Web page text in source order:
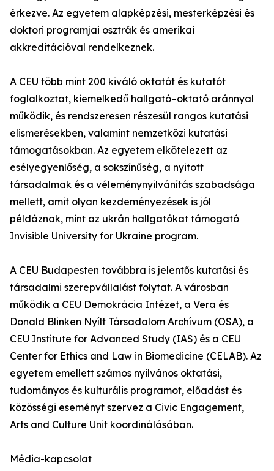
érkezve. Az egyetem alapképzési, mesterképzési és
doktori programjai osztrák és amerikai
akkreditációval rendelkeznek.
A CEU több mint 200 kiváló oktatót és kutatót
foglalkoztat, kiemelkedő hallgató–oktató aránnyal
működik, és rendszeresen részesül rangos kutatási
elismerésekben, valamint nemzetközi kutatási
támogatásokban. Az egyetem elkötelezett az
esélyegyenlőség, a sokszínűség, a nyitott
társadalmak és a véleménynyilvánítás szabadsága
mellett, amit olyan kezdeményezések is jól
példáznak, mint az ukrán hallgatókat támogató
Invisible University for Ukraine program.
A CEU Budapesten továbbra is jelentős kutatási és
társadalmi szerepvállalást folytat. A városban
működik a CEU Demokrácia Intézet, a Vera és
Donald Blinken Nyílt Társadalom Archívum (OSA), a
CEU Institute for Advanced Study (IAS) és a CEU
Center for Ethics and Law in Biomedicine (CELAB). Az
egyetem emellett számos nyilvános oktatási,
tudományos és kulturális programot, előadást és
közösségi eseményt szervez a Civic Engagement,
Arts and Culture Unit koordinálásában.
Média-kapcsolat